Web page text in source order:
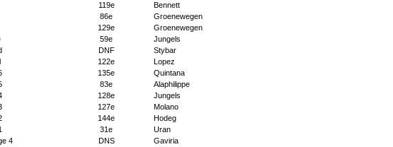
119e
Bennett
86e
Groenewegen
129e
Groenewegen
59e
Jungels
DNF
Stybar
122e
Lopez
135e
Quintana
83e
Alaphilippe
128e
Jungels
127e
Molano
144e
Hodeg
31e
Uran
4
DNS
Gaviria